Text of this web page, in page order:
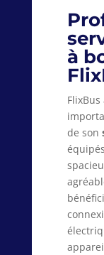
à
de son